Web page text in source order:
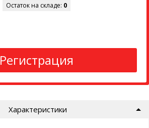
Остаток на складе: 0
Регистрация
Характеристики